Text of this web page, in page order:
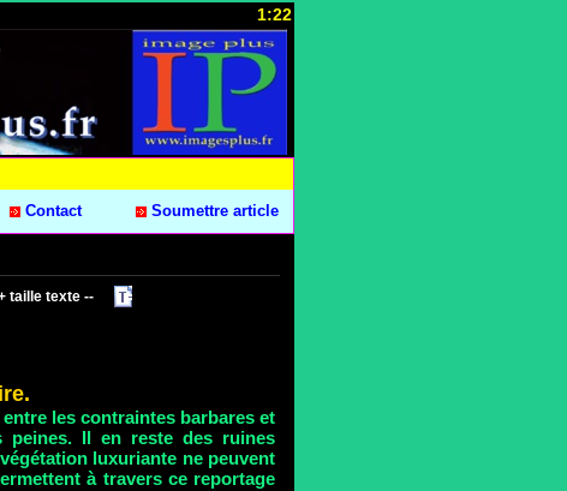
1:22
Contact Soumettre article
taille texte --
les contraintes barbares et
peines. Il en reste des ruines
luxuriante ne peuvent
à travers ce reportage